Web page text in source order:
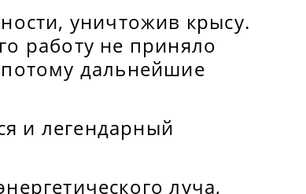
уничтожив крысу.
работу не приняло
дальнейшие
и легендарный
луча,